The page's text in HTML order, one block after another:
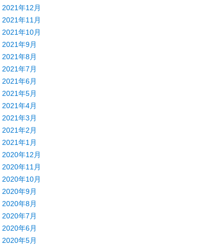
2021年12月
2021年11月
2021年10月
2021年9月
2021年8月
2021年7月
2021年6月
2021年5月
2021年4月
2021年3月
2021年2月
2021年1月
2020年12月
2020年11月
2020年10月
2020年9月
2020年8月
2020年7月
2020年6月
2020年5月